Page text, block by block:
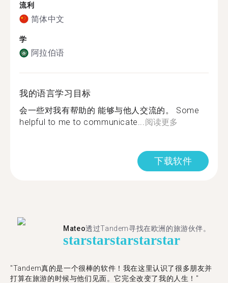
流利
简体中文
学
阿拉伯语
我的语言学习目标
会一些对我有帮助的 能够与他人交流的。 Some
helpful to me to communicate...阅读更多
下载软件
Mateo透过Tandem寻找在欧洲的旅游伙伴。
starstarstarstarstar
"Tandem真的是一个很棒的软件！我在这里认识了很多朋友并
打算在旅游的时候与他们见面。它完全改变了我的人生！"